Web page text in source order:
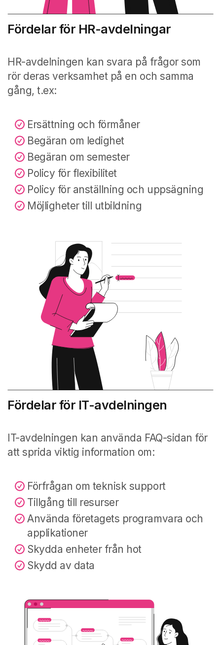
Fördelar för HR-avdelningar
HR-avdelningen kan svara på frågor som
rör deras verksamhet på en och samma
gång, t.ex:
Ersättning och förmåner
Begäran om ledighet
Begäran om semester
Policy för flexibilitet
Policy för anställning och uppsägning
Möjligheter till utbildning
Fördelar för IT-avdelningen
IT-avdelningen kan använda FAQ-sidan för
att sprida viktig information om:
Förfrågan om teknisk support
Tillgång till resurser
Använda företagets programvara och
applikationer
Skydda enheter från hot
Skydd av data